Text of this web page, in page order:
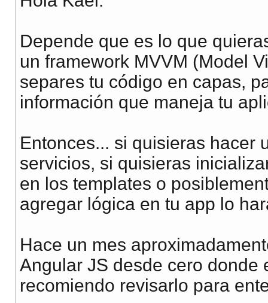
Depende que es lo que
un framework MVVM (Model
separes tu código en capas,
información que maneja tu
Entonces... si quisieras hacer
servicios, si quisieras
en los templates o
agregar lógica en tu app lo
Hace un mes
Angular JS desde cero donde
recomiendo revisarlo para